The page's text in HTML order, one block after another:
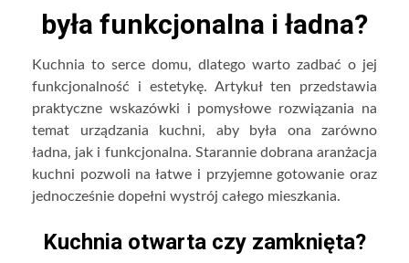
była funkcjonalna i ładna?
Kuchnia to serce domu, dlatego warto zadbać o jej
funkcjonalność i estetykę. Artykuł ten przedstawia
praktyczne wskazówki i pomysłowe rozwiązania na
temat urządzania kuchni, aby była ona zarówno
ładna, jak i funkcjonalna. Starannie dobrana aranżacja
kuchni pozwoli na łatwe i przyjemne gotowanie oraz
jednocześnie dopełni wystrój całego mieszkania.
Kuchnia otwarta czy zamknięta?